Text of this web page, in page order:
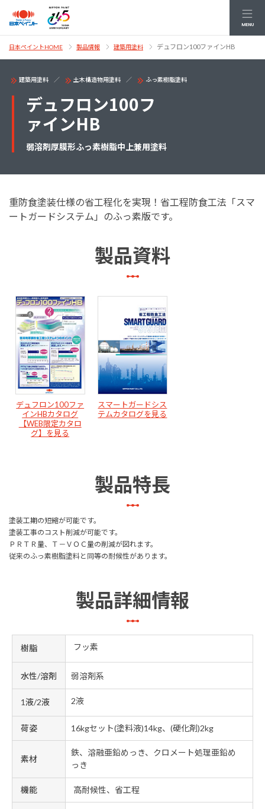
MENU
日本ペイントHOME 製品情報 建築用塗料 デュフロン100ファインHB
建築用塗料 土木構造物用塗料 ふっ素樹脂塗料
デュフロン100フ
ァインHB
弱溶剤厚膜形ふっ素樹脂中上兼用塗料
重防食塗装仕様の省工程化を実現！省工程防食工法「スマ
ートガードシステム」のふっ素版です。
製品資料
デュフロン100ファ
インHBカタログ
【WEB限定カタロ
グ】を見る
スマートガードシス
テムカタログを見る
製品特長
塗装工期の短縮が可能です。
塗装工事のコスト削減が可能です。
ＰＲＴＲ量、Ｔ－ＶＯＣ量の削減が図れます。
従来のふっ素樹脂塗料と同等の耐候性があります。
製品詳細情報
樹脂 フッ素
水性/溶剤 弱溶剤系
1液/2液 2液
荷姿 16kgセット(塗料液)14kg、(硬化剤)2kg
素材
鉄、溶融亜鉛めっき、クロメート処理亜鉛め
っき
機能 高耐候性、省工程